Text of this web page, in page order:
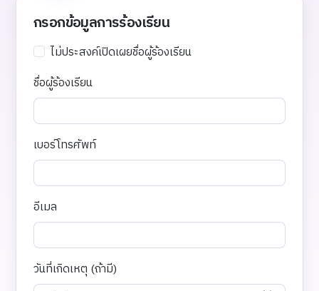
กรอกข้อมูลการร้องเรียน
ไม่ประสงค์เปิดเผยชื่อผู้ร้องเรียน
ชื่อผู้ร้องเรียน
เบอร์โทรศัพท์
อีเมล
วันที่เกิดเหตุ (ถ้ามี)